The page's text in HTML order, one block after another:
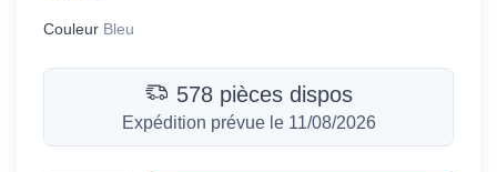
Couleur Bleu
578 pièces dispos
Expédition prévue le 11/08/2026